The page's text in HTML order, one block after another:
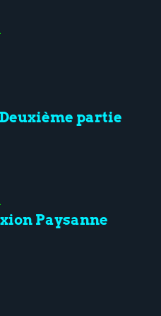
partie
Paysanne